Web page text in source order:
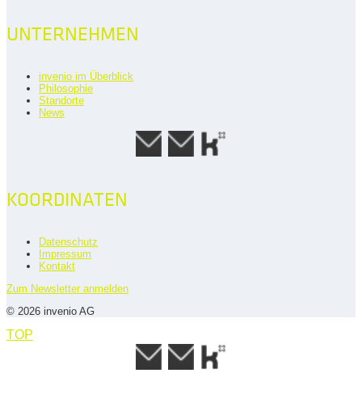
UNTERNEHMEN
invenio im Überblick
Philosophie
Standorte
News
KOORDINATEN
Datenschutz
Impressum
Kontakt
Zum Newsletter anmelden
© 2026 invenio AG
TOP